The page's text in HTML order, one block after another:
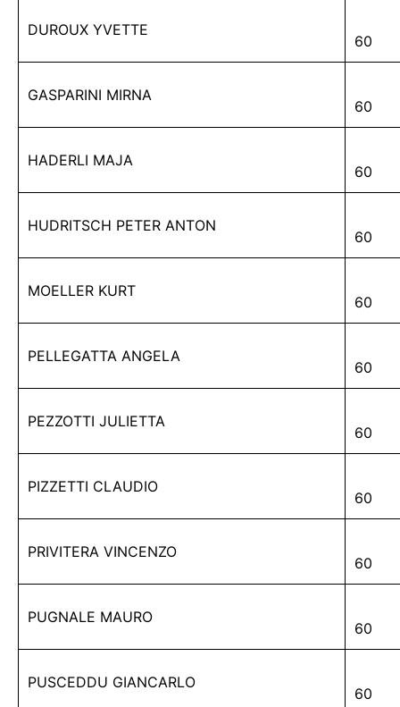
DUROUX YVETTE
60
GASPARINI MIRNA
60
HADERLI MAJA
60
HUDRITSCH PETER ANTON
60
MOELLER KURT
60
PELLEGATTA ANGELA
60
PEZZOTTI JULIETTA
60
PIZZETTI CLAUDIO
60
PRIVITERA VINCENZO
60
PUGNALE MAURO
60
PUSCEDDU GIANCARLO
60